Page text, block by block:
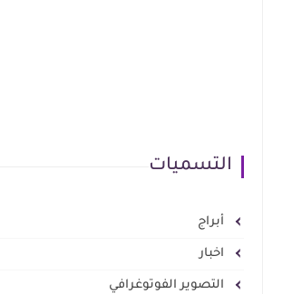
التسميات
أبراج
اخبار
التصوير الفوتوغرافي